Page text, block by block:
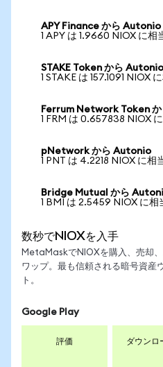
APY Finance から Autonio
1 APY は 1.9660 NIOX に相
STAKE Token から Autonio
1 STAKE は 157.1091 NIOX
Ferrum Network Token
1 FRM は 0.657838 NIOX
pNetwork から Autonio
1 PNT は 4.2218 NIOX に相
Bridge Mutual から
1 BMI は 2.5459 NIOX に相
数秒でNIOXを入手
MetaMaskでNIOXを購入、売却
ワップ。最も信頼される暗号資産
ト。
Google Play
評価 ダウンロ